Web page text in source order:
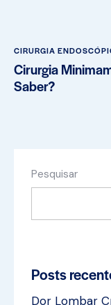
CIRURGIA
Cirurgia
Saber?
Pesquisar
Posts
Dor Lombar